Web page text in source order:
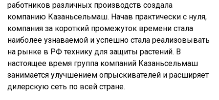
работников различных производств создала
компанию Казаньсельмаш. Начав практически с нуля,
компания за короткий промежуток времени стала
наиболее узнаваемой и успешно стала реализовывать
на рынке в РФ технику для защиты растений. В
настоящее время группа компаний Казаньсельмаш
занимается улучшением опрыскивателей и расширяет
дилерскую сеть по всей стране.